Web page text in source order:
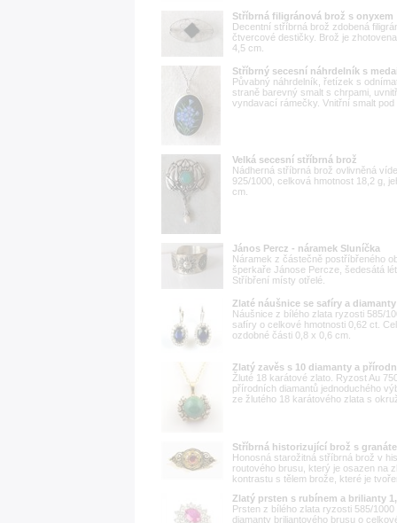
Stříbrná filigránová brož s onyxem
Decentní stříbrná brož zdobená
čtvercové destičky. Brož je
4,5 cm.
Stříbrný secesní náhrdelník s
Půvabný náhrdelník, řetízek s
straně barevný smalt s chrpami,
vyndavací rámečky. Vnitřní smalt
Velká secesní stříbrná brož
Nádherná stříbrná brož ovlivněná
925/1000, celková hmotnost 18,2 g,
cm.
János Percz - náramek Sluníčka
Náramek z částečně postříbřeného
šperkaře Jánose Percze, šedesátá
Stříbření místy otřelé.
Zlaté náušnice se safíry a diamanty
Náušnice z bílého zlata ryzosti 585/
safíry o celkové hmotnosti 0,62 ct.
ozdobné části 0,8 x 0,6 cm.
Zlatý zavěs s 10 diamanty a
Žluté 18 karátové zlato. Ryzost Au
přírodních diamantů jednoduchého
ze žlutého 18 karátového zlata s
Stříbrná historizující brož s
Honosná starožitná stříbrná brož v
routového brusu, který je osazen na
kontrastu s tělem brože, které je
Zlatý prsten s rubínem a brilianty
Prsten z bílého zlata ryzosti 585/
diamanty briliantového brusu o